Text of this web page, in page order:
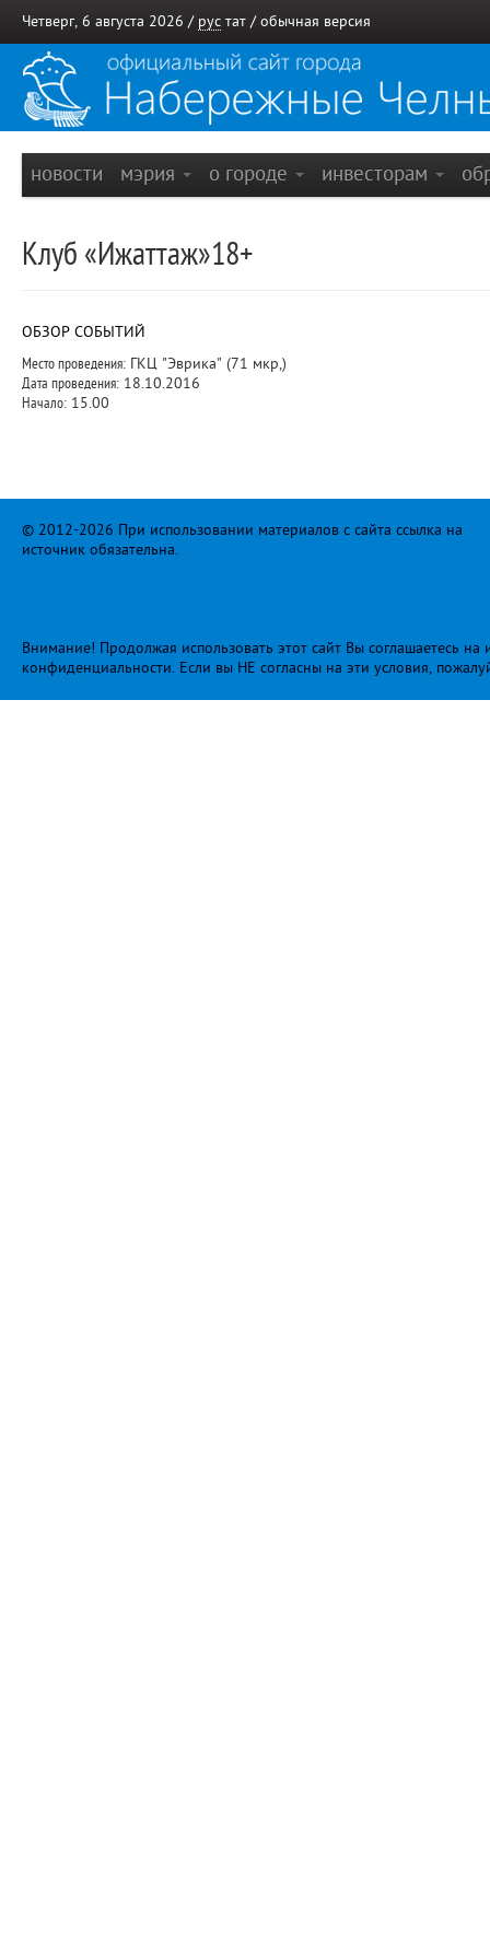
Четверг, 6 августа 2026 / рус тат / обычная версия
новости мэрия о городе инвесторам
Клуб «Ижаттаж»18+
ОБЗОР СОБЫТИЙ
Место проведения: ГКЦ "Эврика" (71 мкр,)
Дата проведения: 18.10.2016
Начало: 15.00
© 2012-2026 При использовании материалов с сайта ссылка на
источник обязательна.
Внимание! Продолжая использовать этот сайт Вы соглашаетесь
конфиденциальности. Если вы НЕ согласны на эти условия,